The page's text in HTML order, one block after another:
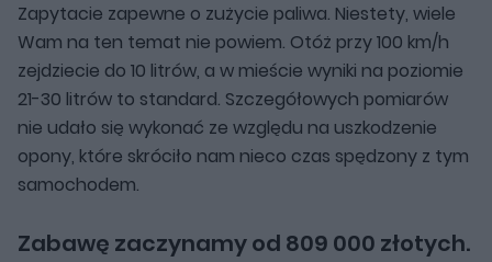
Zapytacie zapewne o zużycie paliwa. Niestety, wiele
Wam na ten temat nie powiem. Otóż przy 100 km/h
zejdziecie do 10 litrów, a w mieście wyniki na poziomie
21-30 litrów to standard. Szczegółowych pomiarów
nie udało się wykonać ze względu na uszkodzenie
opony, które skróciło nam nieco czas spędzony z tym
samochodem.
Zabawę zaczynamy od 809 000 złotych.